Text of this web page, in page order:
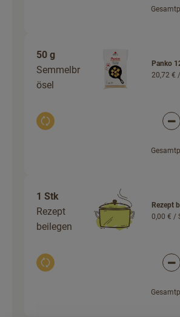
50 g
Semmelbr
ösel
Auswahl ändern
Panko
20,72 € /
1 Stk
Rezept
beilegen
Auswahl ändern
Rezept
0,00 € /